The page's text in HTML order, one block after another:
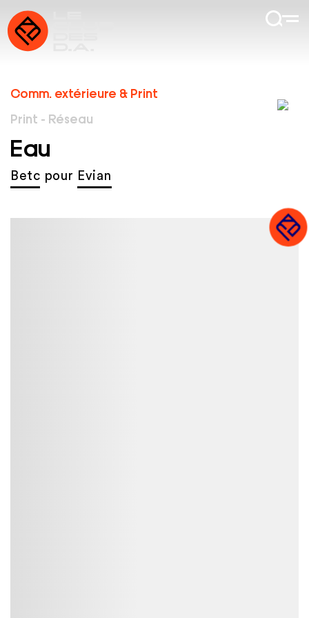
Comm. extérieure & Print
Print - Réseau
Eau
Betc pour Evian